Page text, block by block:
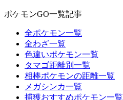
ポケモンGO一覧記事
全ポケモン一覧
全わざ一覧
色違いポケモン一覧
タマゴ距離別一覧
相棒ポケモンの距離一覧
メガシンカ一覧
捕獲おすすめポケモン一覧